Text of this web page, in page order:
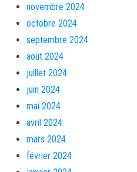
novembre 2024
octobre 2024
septembre 2024
août 2024
juillet 2024
juin 2024
mai 2024
avril 2024
mars 2024
février 2024